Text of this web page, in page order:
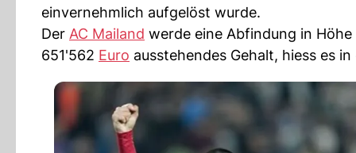
einvernehmlich aufgelöst wurde.
Der AC Mailand werde eine Abfindung in
651'562 Euro ausstehendes Gehalt, hiess es